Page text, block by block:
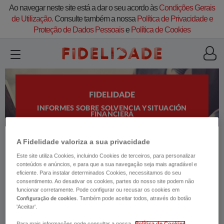
Ao navegar neste site está a dar o seu acordo àsCondições Gerais
de Utilização.Consulte também a nossa Política de Privacidade e
Proteção de Dados Pessoaise Política de Cookies
FIDELIDADE
INFORMES SOBRE SOLVENCIA Y SITUACIÓN
FINANCIERA
A Fidelidade valoriza a sua privacidade
Este site utiliza Cookies, incluindo Cookies de terceiros, para personalizar
conteúdos e anúncios, e para que a sua navegação seja mais agradável e
eficiente. Para instalar determinados Cookies, necessitamos do seu
consentimento. Ao desativar os cookies, partes do nosso site podem não
funcionar corretamente. Pode configurar ou recusar os cookies em
Configuração de cookies. Também pode aceitar todos, através do botão
'Aceitar'.